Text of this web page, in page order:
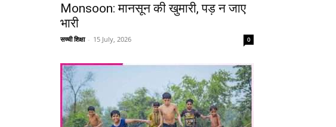
Monsoon: मानसून की खुमारी, पड़ न जाए
भारी
सच्ची शिक्षा - 15 July, 2026 0